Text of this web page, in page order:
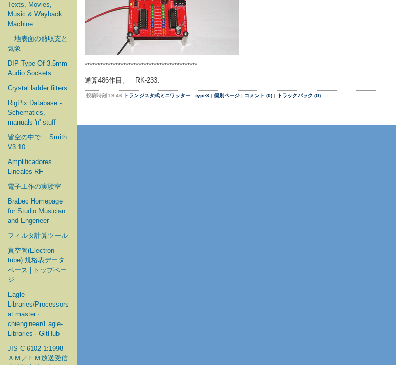
Texts, Movies,
Music & Wayback
Machine
地表面の熱収支と
気象
DIP Type Of 3.5mm
Audio Sockets
Crystal ladder filters
RigPix Database -
Schematics,
manuals 'n' stuff
皆空の中で... Smith
V3.10
Amplificadores
Lineales RF
電子工作の実験室
Brabec Homepage
for Studio Musician
and Engeneer
フィルタ計算ツール
真空管(Electron
tube) 規格表データ
ベース | トップペー
ジ
Eagle-
Libraries/Processors/Microchip
at master ·
chiengineer/Eagle-
Libraries · GitHub
JIS C 6102-1:1998
ＡＭ／ＦＭ放送受信
********************************************
通算486作目。 RK-233.
投稿時刻 19:46 トランジスタ式ミニワッター type3 | 個別ページ | コメント (0) | トラックバック (0)